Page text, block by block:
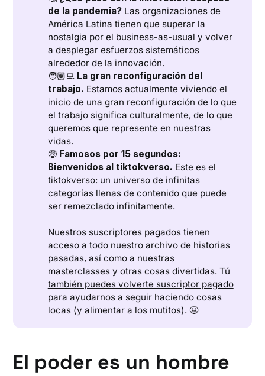
de la pandemia?Las organizaciones de
América Latina tienen que superar la
nostalgia por el business-as-usual y volver
a desplegar esfuerzos sistemáticos
alrededor de la innovación.
🧑🏽‍💻 La gran reconfiguración del
trabajo. Estamos actualmente viviendo el
inicio de una gran reconfiguración de lo que
el trabajo significa culturalmente, de lo que
queremos que represente en nuestras
vidas.
🤑 Famosos por 15 segundos:
Bienvenidos al tiktokverso. Este es el
tiktokverso: un universo de infinitas
categorías llenas de contenido que puede
ser remezclado infinitamente.
Nuestros suscriptores pagados tienen
acceso a todo nuestro archivo de historias
pasadas, así como a nuestras
masterclasses y otras cosas divertidas. Tú
también puedes volverte suscriptor pagado
para ayudarnos a seguir haciendo cosas
locas (y alimentar a los mutitos). 😬
El poder es un hombre